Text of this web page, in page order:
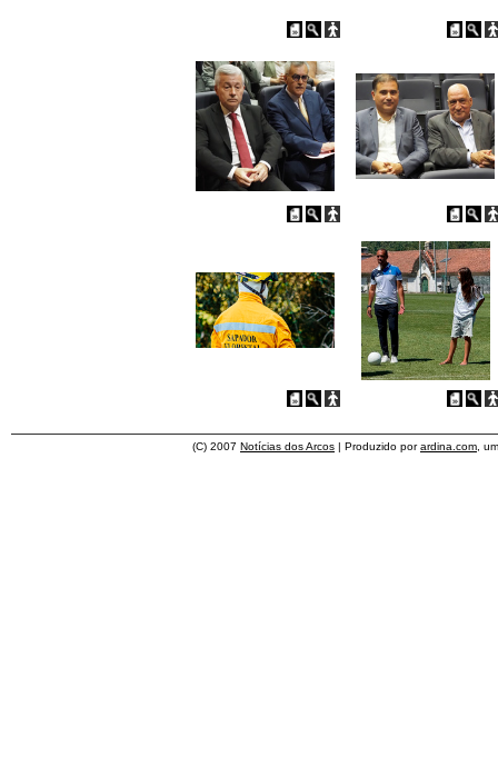
(C) 2007 Notícias dos Arcos | Produzido porardina.com ,